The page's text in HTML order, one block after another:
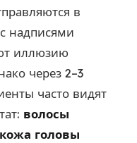
в
надписями
иллюзию
через 2–3
часто видят
волосы
головы